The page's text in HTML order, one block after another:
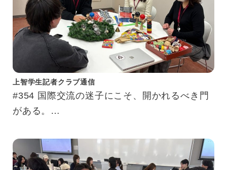
上智学生記者クラブ通信
#354 国際交流の迷子にこそ、開かれるべき門
がある。
ス「SSIC」に潜入してきました。